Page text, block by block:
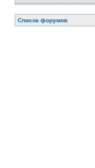
Список форумов